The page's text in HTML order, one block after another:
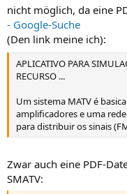
nicht möglich, da eine
- Google-Suche
(Den link meine ich):
APLICATIVO PARA
RECURSO ...
Um sistema MATV é
amplificadores e uma
para distribuir os sinais
Zwar auch eine PDF-
SMATV: